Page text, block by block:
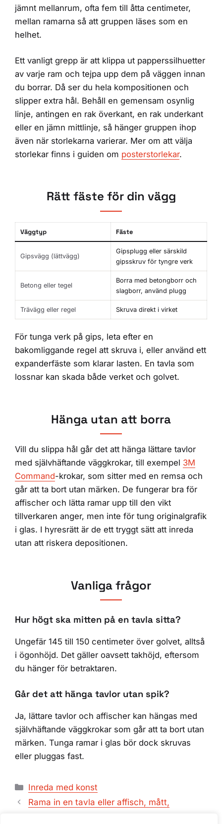
jämnt mellanrum, ofta fem till åtta centimeter,
mellan ramarna så att gruppen läses som en
helhet.
Ett vanligt grepp är att klippa ut papperssilhuetter
av varje ram och tejpa upp dem på väggen innan
du borrar. Då ser du hela kompositionen och
slipper extra hål. Behåll en gemensam osynlig
linje, antingen en rak överkant, en rak underkant
eller en jämn mittlinje, så hänger gruppen ihop
även när storlekarna varierar. Mer om att välja
storlekar finns i guiden om posterstorlekar.
Rätt fäste för din vägg
Väggtyp Fäste
Gipsvägg (lättvägg)
Gipsplugg eller särskild
gipsskruv för tyngre verk
Betong eller tegel
Borra med betongborr och
slagborr, använd plugg
Trävägg eller regel Skruva direkt i virket
För tunga verk på gips, leta efter en
bakomliggande regel att skruva i, eller använd ett
expanderfäste som klarar lasten. En tavla som
lossnar kan skada både verket och golvet.
Hänga utan att borra
Vill du slippa hål går det att hänga lättare tavlor
med självhäftande väggkrokar, till exempel 3M
Command-krokar, som sitter med en remsa och
går att ta bort utan märken. De fungerar bra för
affischer och lätta ramar upp till den vikt
tillverkaren anger, men inte för tung originalgrafik
i glas. I hyresrätt är de ett tryggt sätt att inreda
utan att riskera depositionen.
Vanliga frågor
Hur högt ska mitten på en tavla sitta?
Ungefär 145 till 150 centimeter över golvet, alltså
i ögonhöjd. Det gäller oavsett takhöjd, eftersom
du hänger för betraktaren.
Går det att hänga tavlor utan spik?
Ja, lättare tavlor och affischer kan hängas med
självhäftande väggkrokar som går att ta bort utan
märken. Tunga ramar i glas bör dock skruvas
eller pluggas fast.
Kategorier
Inreda med konst
Rama in en tavla eller affisch, mått,